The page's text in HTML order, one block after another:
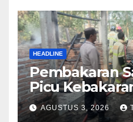
HEADLINE
Pembakaran
Picu
Furniture di
AGUSTUS 3, 2026